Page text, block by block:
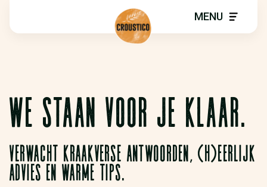
MENU
WE STAAN VOOR JE KLAAR.
Verwacht kraakverse antwoorden, (h)eerlijk
advies en warme tips.